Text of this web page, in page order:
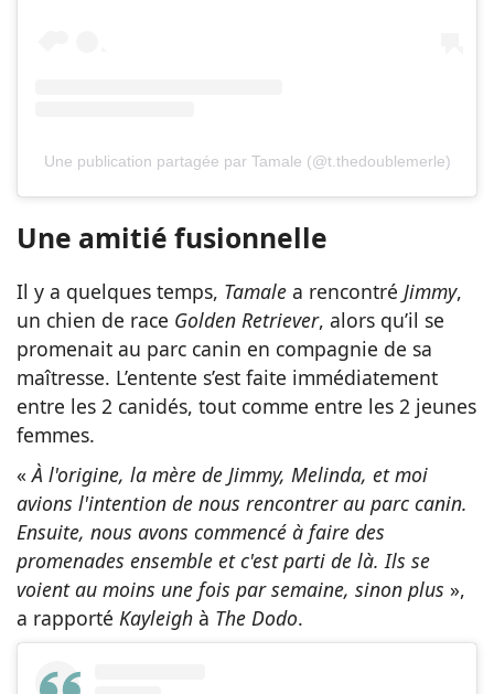
Une publication partagée par Tamale (@t.thedoublemerle)
Une amitié fusionnelle
Il y a quelques temps, Tamale a rencontré Jimmy,
un chien de race Golden Retriever, alors qu’il se
promenait au parc canin en compagnie de sa
maîtresse. L’entente s’est faite immédiatement
entre les 2 canidés, tout comme entre les 2 jeunes
femmes.
«À l'origine, la mère de Jimmy, Melinda, et moi
avions l'intention de nous rencontrer au parc canin.
Ensuite, nous avons commencé à faire des
promenades ensemble et c'est parti de là. Ils se
voient au moins une fois par semaine, sinon plus »,
a rapporté Kayleigh à The Dodo.